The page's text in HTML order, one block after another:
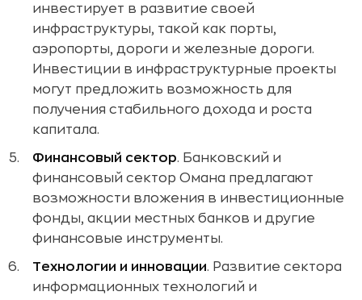
инвестирует в развитие своей
инфраструктуры, такой как порты,
аэропорты, дороги и железные дороги.
Инвестиции в инфраструктурные проекты
могут предложить возможность для
получения стабильного дохода и роста
капитала.
Финансовый сектор. Банковский и
финансовый сектор Омана предлагают
возможности вложения в инвестиционные
фонды, акции местных банков и другие
финансовые инструменты.
Технологии и инновации. Развитие сектора
информационных технологий и